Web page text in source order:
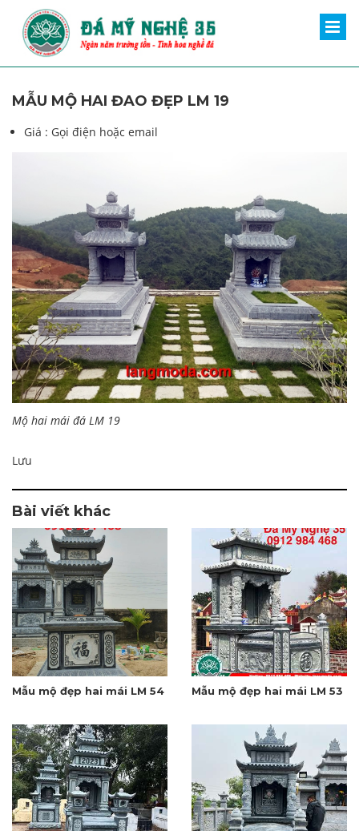
MẪU MỘ HAI ĐAO ĐẸP LM 19
Giá : Gọi điện hoặc email
Mộ hai mái đá LM 19
Lưu
Bài viết khác
Mẫu mộ đẹp hai mái LM 54 Mẫu mộ đẹp hai mái LM 53